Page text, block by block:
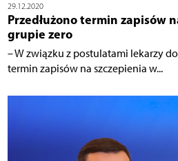
29.12.2020
Przedłużono termin zapisów
grupie zero
– W związku z postulatami lekarzy
termin zapisów na szczepienia w...